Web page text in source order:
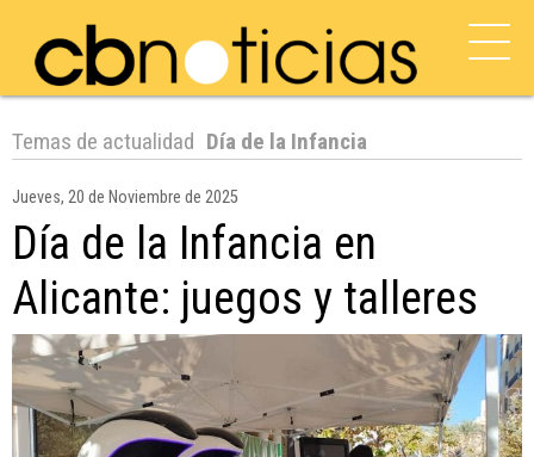
Temas de actualidad Día de la Infancia
Jueves, 20 de Noviembre de 2025
Día de la Infancia en
Alicante: juegos y talleres